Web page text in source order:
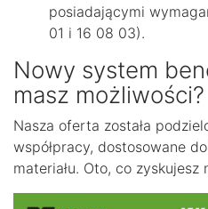
posiadającymi
01 i 16 08 03).
Nowy system
masz możliwości?
Nasza oferta została
współpracy, dostosowane
materiału. Oto, co zyskujesz